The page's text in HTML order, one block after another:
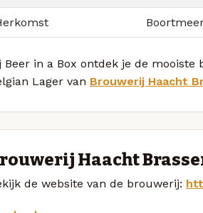
Beer in a Box ontdek je de
Lager van Brouwerij Haacht
Haacht
de website van de brouwerij: